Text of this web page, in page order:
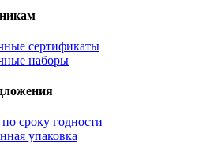
сертификаты
наборы
сроку годности
упаковка